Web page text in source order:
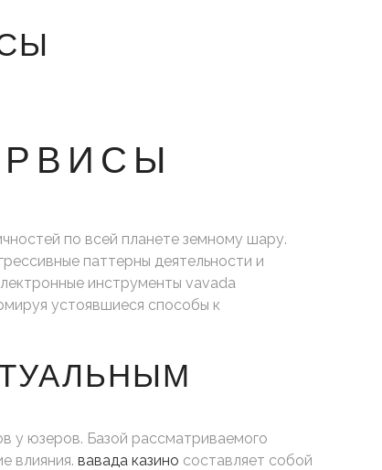
по всей планете земному шару.
паттерны деятельности и
инструменты vavada
устоявшиеся способы к
у юзеров. Базой рассматриваемого
влияния. вавада казино составляет собой